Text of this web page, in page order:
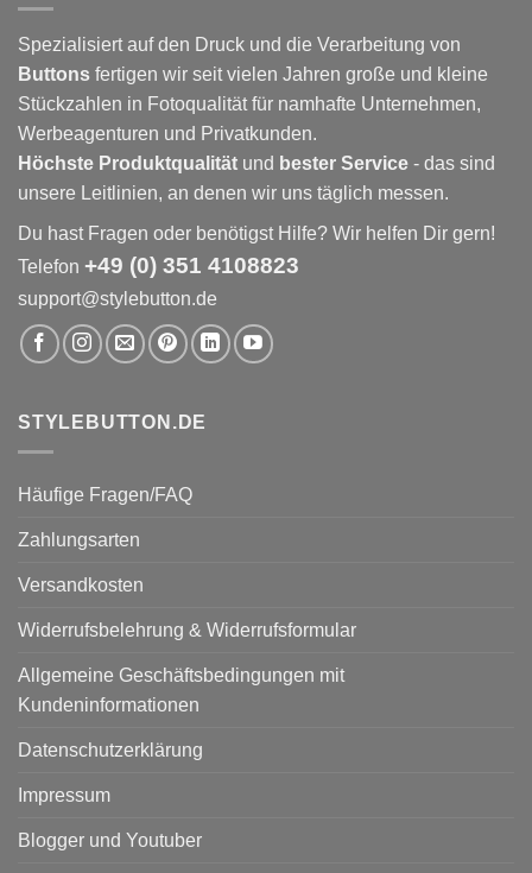
Spezialisiert auf den Druck und die Verarbeitung von
Buttons fertigen wir seit vielen Jahren große und kleine
Stückzahlen in Fotoqualität für namhafte Unternehmen,
Werbeagenturen und Privatkunden.
Höchste Produktqualität und bester Service - das sind
unsere Leitlinien, an denen wir uns täglich messen.
Du hast Fragen oder benötigst Hilfe? Wir helfen Dir gern!
Telefon +49 (0) 351 4108823
support@stylebutton.de
STYLEBUTTON.DE
Häufige Fragen/FAQ
Zahlungsarten
Versandkosten
Widerrufsbelehrung & Widerrufsformular
Allgemeine Geschäftsbedingungen mit
Kundeninformationen
Datenschutzerklärung
Impressum
Blogger und Youtuber